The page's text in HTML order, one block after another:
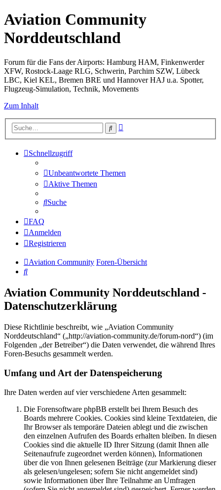
Aviation Community
Norddeutschland
Forum für die Fans der Airports: Hamburg HAM, Finkenwerder
XFW, Rostock-Laage RLG, Schwerin, Parchim SZW, Lübeck
LBC, Kiel KEL, Bremen BRE und Hannover HAJ u.a. Spotter,
Flugzeug-Simulation, Technik, Movements
Zum Inhalt
Suche
Schnellzugriff
Unbeantwortete Themen
Aktive Themen
Suche
FAQ
Anmelden
Registrieren
Aviation Community Foren-Übersicht
Suche
Aviation Community Norddeutschland -
Datenschutzerklärung
Diese Richtlinie beschreibt, wie „Aviation Community
Norddeutschland“ („http://aviation-community.de/forum-nord“) (im
Folgenden „der Betreiber“) die Daten verwendet, die während Ihres
Foren-Besuchs gesammelt werden.
Umfang und Art der Datenspeicherung
Ihre Daten werden auf vier verschiedene Arten gesammelt:
Die Forensoftware phpBB erstellt bei Ihrem Besuch des
Boards mehrere Cookies. Cookies sind kleine Textdateien, die
Ihr Browser als temporäre Dateien ablegt und die zwischen
den einzelnen Aufrufen des Boards erhalten bleiben. In diesen
Cookies sind die aktuelle ID Ihrer Sitzung (damit Ihnen alle
Seitenaufrufe zugeordnet werden können), Informationen
über die von Ihnen gelesenen Beiträge (zur Markierung dieser
als gelesen/ungelesen; sofern Sie nicht angemeldet sind)
sowie Informationen über Ihre Teilnahme an Umfragen